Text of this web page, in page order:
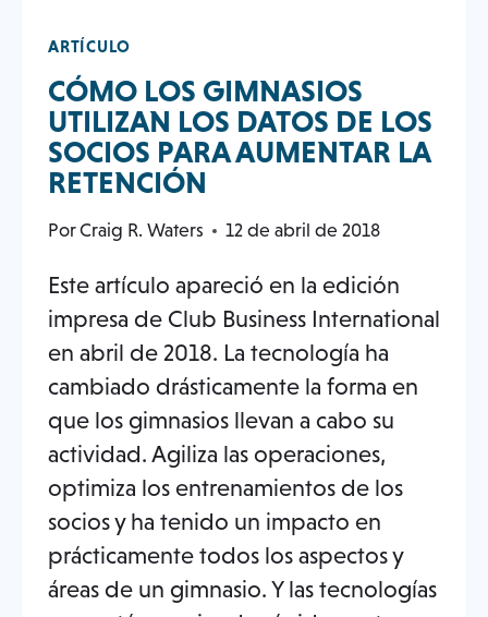
ARTÍCULO
CÓMO LOS GIMNASIOS
UTILIZAN LOS DATOS DE LOS
SOCIOS PARA AUMENTAR LA
RETENCIÓN
PorCraig R. Waters 12 de abril de 2018
Este artículo apareció en la edición
impresa de Club Business International
en abril de 2018. La tecnología ha
cambiado drásticamente la forma en
que los gimnasios llevan a cabo su
actividad. Agiliza las operaciones,
optimiza los entrenamientos de los
socios y ha tenido un impacto en
prácticamente todos los aspectos y
áreas de un gimnasio. Y las tecnologías